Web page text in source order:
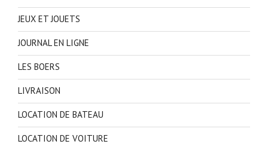
JEUX ET JOUETS
JOURNAL EN LIGNE
LES BOERS
LIVRAISON
LOCATION DE BATEAU
LOCATION DE VOITURE